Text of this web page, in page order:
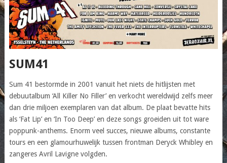
SUM41
Sum 41 bestormde in 2001 vanuit het niets de hitlijsten met
debuutalbum ‘All Killer No Filler’ en verkocht wereldwijd zelfs meer
dan drie miljoen exemplaren van dat album. De plaat bevatte hits
als ‘Fat Lip’ en ‘In Too Deep’ en deze songs groeiden uit tot ware
poppunk-anthems. Enorm veel succes, nieuwe albums, constante
tours en een glamourhuwelijk tussen frontman Deryck Whibley en
zangeres Avril Lavigne volgden.